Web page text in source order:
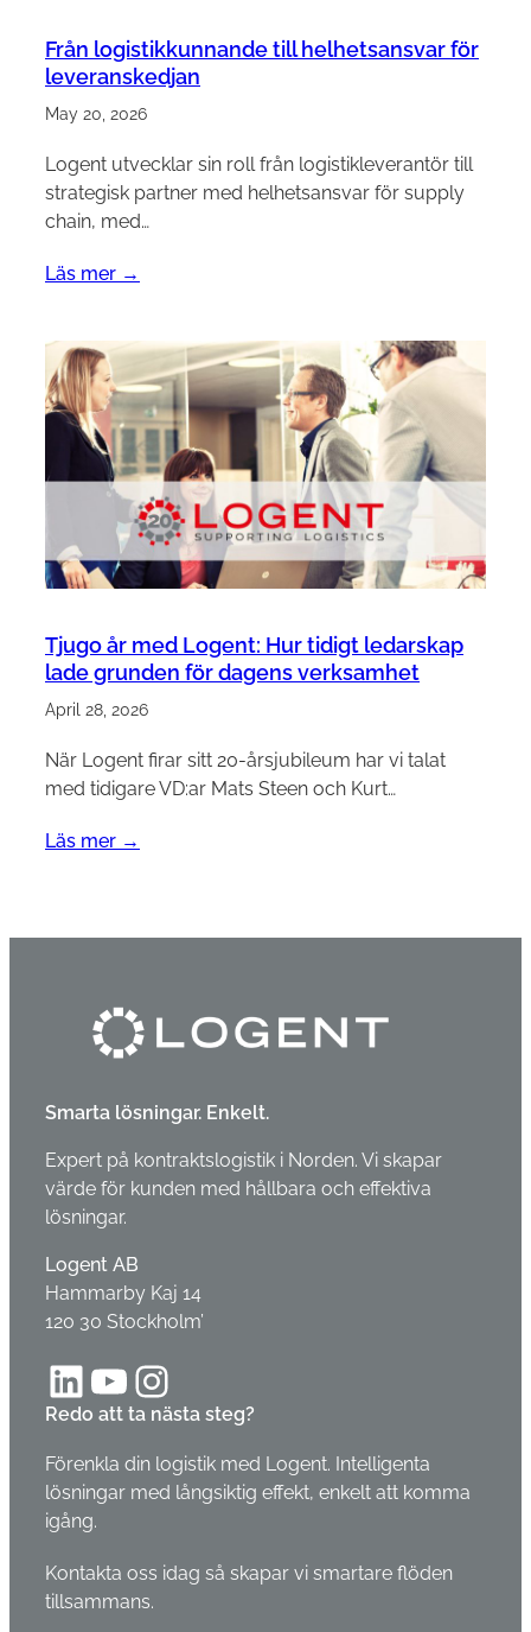
Från logistikkunnande till helhetsansvar för
leveranskedjan
May 20, 2026
Logent utvecklar sin roll från logistikleverantör till
strategisk partner med helhetsansvar för supply
chain, med…
Läs mer →
Tjugo år med Logent: Hur tidigt ledarskap
lade grunden för dagens verksamhet
April 28, 2026
När Logent firar sitt 20-årsjubileum har vi talat
med tidigare VD:ar Mats Steen och Kurt…
Läs mer →
Smarta lösningar. Enkelt.
Expert på kontraktslogistik i Norden. Vi skapar
värde för kunden med hållbara och effektiva
lösningar.
Logent AB
Hammarby Kaj 14
120 30 Stockholm’
LinkedIn YouTube Instagram
Redo att ta nästa steg?
Förenkla din logistik med Logent. Intelligenta
lösningar med långsiktig effekt, enkelt att komma
igång.
Kontakta oss idag så skapar vi smartare flöden
tillsammans.